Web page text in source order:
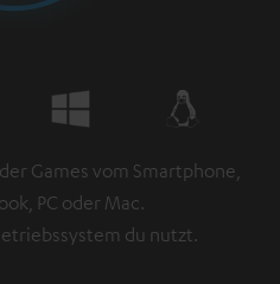
Games vom Smartphone,
PC oder Mac.
du nutzt.